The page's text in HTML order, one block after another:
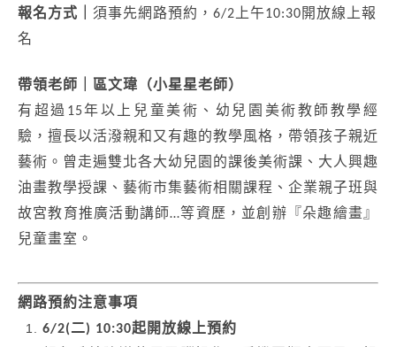
報名方式｜ 須事先網路預約，6/2上午10:30開放線上報
名
帶領老師｜區⽂瑋（⼩星星老師）
有超過15年以上兒童美術、幼兒園美術教師教學經
驗，擅長以活潑親和⼜有趣的教學風格，帶領孩子親近
藝術。曾走遍雙北各⼤幼兒園的課後美術課、⼤⼈興趣
油畫教學授課、藝術市集藝術相關課程、企業親⼦班與
故宮教育推廣活動講師…等資歷，並創辦『朵趣繪畫』
兒童畫室。
網路預約注意事項
6/2(二) 10:30起開放線上預約